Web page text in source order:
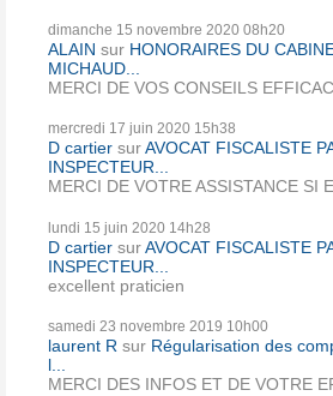
dimanche 15 novembre 2020 08h20
ALAIN sur HONORAIRES DU
MICHAUD...
MERCI DE VOS CONSEILS
mercredi 17 juin 2020 15h38
D cartier surAVOCAT FISCALISTE
INSPECTEUR...
MERCI DE VOTRE ASSISTANCE SI
lundi 15 juin 2020 14h28
D cartier surAVOCAT FISCALISTE
INSPECTEUR...
excellent praticien
samedi 23 novembre 2019 10h00
laurent R sur Régularisation des
l...
MERCI DES INFOS ET DE VOTRE